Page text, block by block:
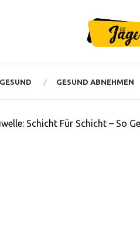
GESUND GESUND ABNEHMEN
Schicht Für Schicht – So